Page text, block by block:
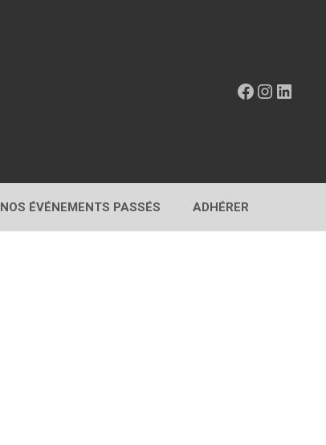
Facebook
NOS ÉVÉNEMENTS PASSÉS ADHÉRER